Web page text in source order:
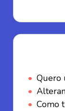
Quero
Como